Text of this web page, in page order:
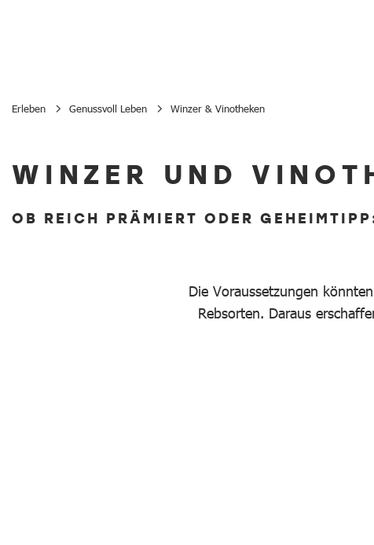
Erleben Genussvoll Leben Winzer & Vinotheken
Winzer & Vinotheken
WINZER UND
OB REICH PRÄMIERT ODER
Die Voraussetzungen
Rebsorten. Daraus